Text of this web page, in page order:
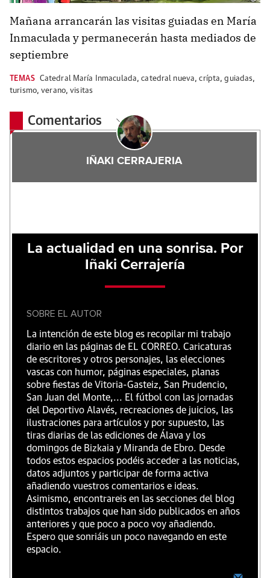
Mañana arrancarán las visitas guiadas en María
Inmaculada y permanecerán hasta mediados de
septiembre
TEMAS Catedral María Inmaculada,catedral nueva,crípta,guiadas,
turismo,verano,visitas
Comentarios
IÑAKI CERRAJERIA
La actualidad en una sonrisa. Por
Iñaki Cerrajería
SOBRE EL AUTOR
La intención de este blog es recopilar mi trabajo
diario en las páginas de EL CORREO. Caricaturas
de escritores y otros personajes, las elecciones
vascas con humor, páginas especiales, planas
sobre fiestas de Vitoria-Gasteiz, San Prudencio,
San Juan del Monte,... El fútbol con las jornadas
del Deportivo Alavés, recreaciones de juicios, las
ilustraciones para artículos y por supuesto, las
tiras diarias de las ediciones de Álava y los
domingos de Bizkaia y Miranda de Ebro. Desde
todos estos espacios podéis acceder a las noticias,
datos adjuntos y participar de forma activa
añadiendo vuestros comentarios e ideas.
Asimismo, encontrareis en las secciones del blog
distintos trabajos que han sido publicados en años
anteriores y que poco a poco voy añadiendo.
Espero que sonriáis un poco navegando en este
espacio.